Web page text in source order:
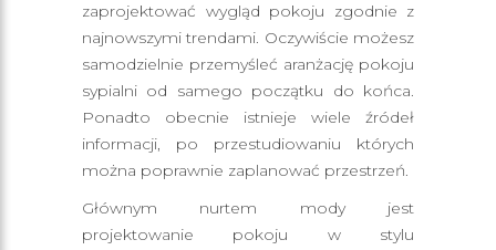
zaprojektować wygląd pokoju zgodnie z
najnowszymi trendami. Oczywiście możesz
samodzielnie przemyśleć aranżację pokoju
sypialni od samego początku do końca.
Ponadto obecnie istnieje wiele źródeł
informacji, po przestudiowaniu których
można poprawnie zaplanować przestrzeń.
Głównym nurtem mody jest
projektowanie pokoju w stylu